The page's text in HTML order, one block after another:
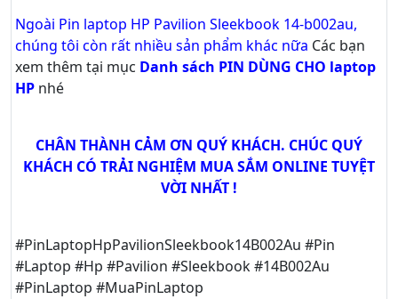
Ngoài Pin laptop HP Pavilion Sleekbook 14-b002au,
chúng tôi còn rất nhiều sản phẩm khác nữa Các bạn
xem thêm tại mục Danh sách PIN DÙNG CHO laptop
HP nhé
CHÂN THÀNH CẢM ƠN QUÝ KHÁCH. CHÚC QUÝ
KHÁCH CÓ TRẢI NGHIỆM MUA SẮM ONLINE TUYỆT
VỜI NHẤT !
#PinLaptopHpPavilionSleekbook14B002Au #Pin
#Laptop #Hp #Pavilion #Sleekbook #14B002Au
#PinLaptop #MuaPinLaptop